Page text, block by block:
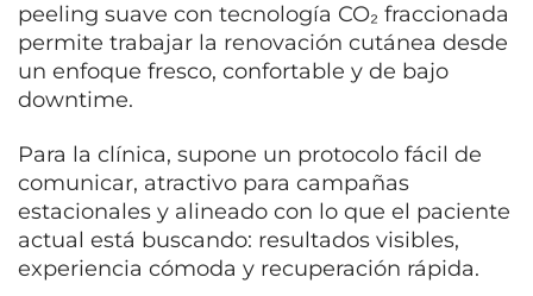
peeling suave con tecnología CO₂ fraccionada
permite trabajar la renovación cutánea desde
un enfoque fresco, confortable y de bajo
downtime.
Para la clínica, supone un protocolo fácil de
comunicar, atractivo para campañas
estacionales y alineado con lo que el paciente
actual está buscando: resultados visibles,
experiencia cómoda y recuperación rápida.